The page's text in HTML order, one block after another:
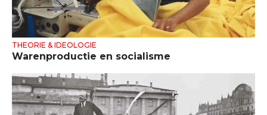
THEORIE & IDEOLOGIE
Warenproductie en socialisme